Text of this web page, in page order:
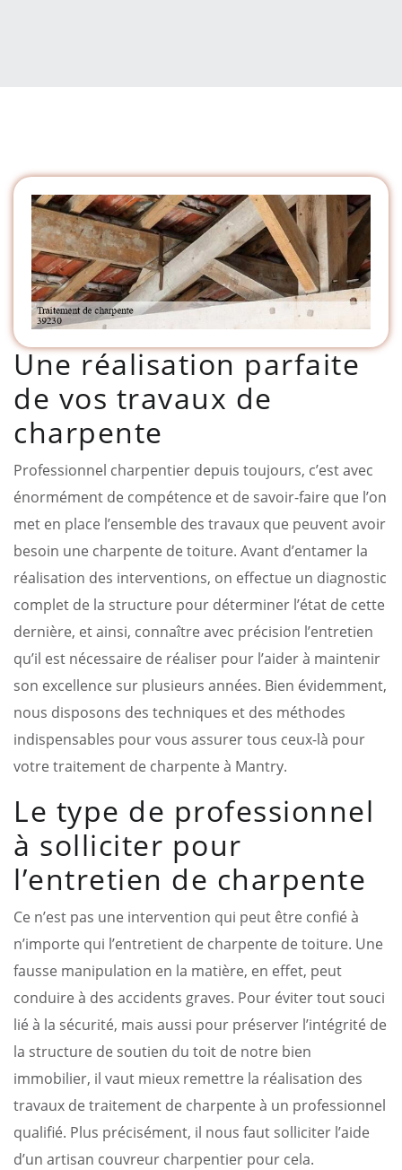
Une réalisation parfaite
de vos travaux de
charpente
Professionnel charpentier depuis toujours, c’est avec
énormément de compétence et de savoir-faire que l’on
met en place l’ensemble des travaux que peuvent avoir
besoin une charpente de toiture. Avant d’entamer la
réalisation des interventions, on effectue un diagnostic
complet de la structure pour déterminer l’état de cette
dernière, et ainsi, connaître avec précision l’entretien
qu’il est nécessaire de réaliser pour l’aider à maintenir
son excellence sur plusieurs années. Bien évidemment,
nous disposons des techniques et des méthodes
indispensables pour vous assurer tous ceux-là pour
votre traitement de charpente à Mantry.
Le type de professionnel
à solliciter pour
l’entretien de charpente
Ce n’est pas une intervention qui peut être confié à
n’importe qui l’entretient de charpente de toiture. Une
fausse manipulation en la matière, en effet, peut
conduire à des accidents graves. Pour éviter tout souci
lié à la sécurité, mais aussi pour préserver l’intégrité de
la structure de soutien du toit de notre bien
immobilier, il vaut mieux remettre la réalisation des
travaux de traitement de charpente à un professionnel
qualifié. Plus précisément, il nous faut solliciter l’aide
d’un artisan couvreur charpentier pour cela.